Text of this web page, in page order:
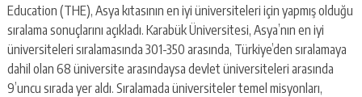
Education (THE), Asya kıtasının en iyi üniversiteleri için yapmış olduğu
sıralama sonuçlarını açıkladı. Karabük Üniversitesi, Asya’nın en iyi
üniversiteleri sıralamasında 301-350 arasında, Türkiye’den sıralamaya
dahil olan 68 üniversite arasındaysa devlet üniversiteleri arasında
9’uncu sırada yer aldı. Sıralamada üniversiteler temel misyonları,